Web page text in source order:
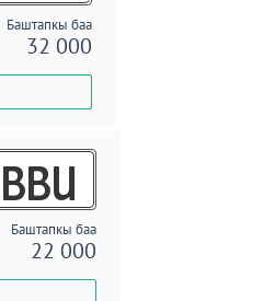
Баштапкы баа
32 000
BBU
Баштапкы баа
22 000